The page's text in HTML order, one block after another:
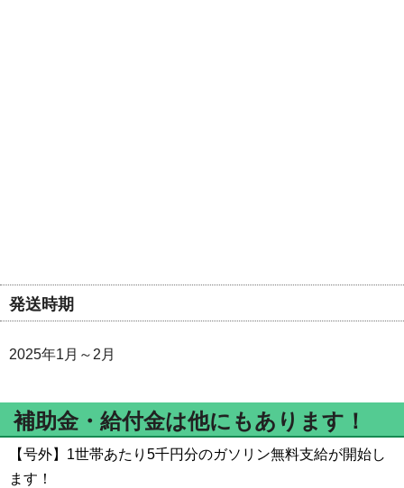
発送時期
2025年1月～2月
補助金・給付金は他にもあります！
【号外】1世帯あたり5千円分のガソリン無料支給が開始し
ます！